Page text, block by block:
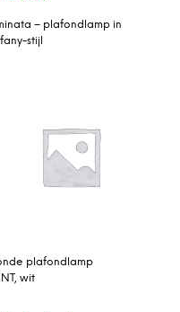
– plafondlamp in
stijl
plafondlamp
wit